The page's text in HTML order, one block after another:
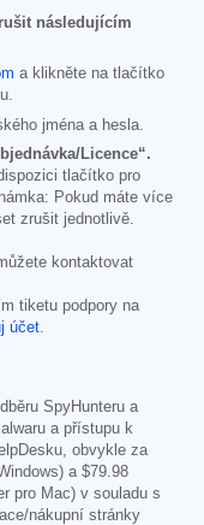
následujícím
a klikněte na tlačítko
jména a hesla.
Licence“.
tlačítko pro
Pokud máte více
zrušit jednotlivě.
kontaktovat
tiketu podpory na
účet.
SpyHunteru a
a přístupu k
obvykle za
a $79.98
pro Mac) v souladu s
nákupní stránky